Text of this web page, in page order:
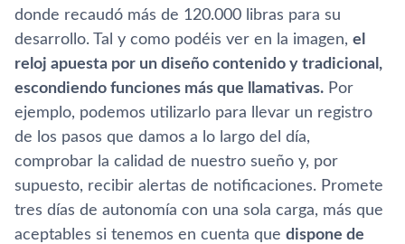
donde recaudó más de 120.000 libras para su
desarrollo. Tal y como podéis ver en la imagen, el
reloj apuesta por un diseño contenido y tradicional,
escondiendo funciones más que llamativas. Por
ejemplo, podemos utilizarlo para llevar un registro
de los pasos que damos a lo largo del dí­a,
comprobar la calidad de nuestro sueño y, por
supuesto, recibir alertas de notificaciones. Promete
tres dí­as de autonomí­a con una sola carga, más que
aceptables si tenemos en cuenta que dispone de